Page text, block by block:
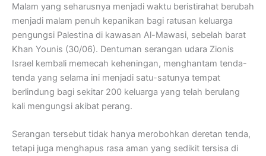
Malam yang seharusnya menjadi waktu beristirahat berubah
menjadi malam penuh kepanikan bagi ratusan keluarga
pengungsi Palestina di kawasan Al-Mawasi, sebelah barat
Khan Younis (30/06). Dentuman serangan udara Zionis
Israel kembali memecah keheningan, menghantam tenda-
tenda yang selama ini menjadi satu-satunya tempat
berlindung bagi sekitar 200 keluarga yang telah berulang
kali mengungsi akibat perang.
Serangan tersebut tidak hanya merobohkan deretan tenda,
tetapi juga menghapus rasa aman yang sedikit tersisa di